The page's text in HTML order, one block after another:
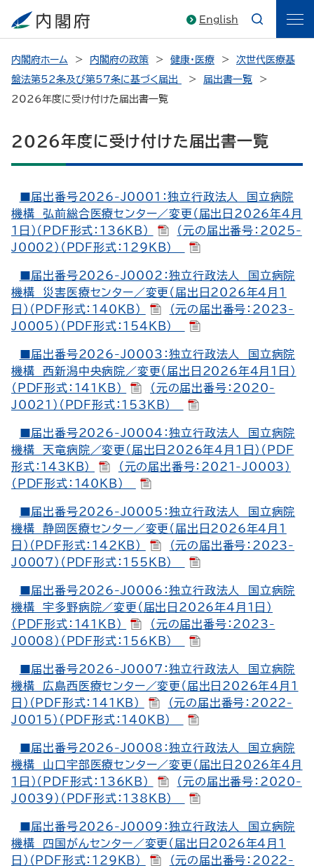
English
内閣府ホーム 内閣府の政策 健康・医療
次世代医療基
盤法第52条及び第57条に基づく届出
届出書一覧
2026年度に受け付けた届出書一覧
2026年度に受け付けた届出書一覧
■届出番号2026-J0001：独立行政法人 国立病院
機構 弘前総合医療センター／変更（届出日2026年4月
1日）（PDF形式：136KB）
（元の届出番号：2025-
J0002）（PDF形式：129KB）
■届出番号2026-J0002：独立行政法人 国立病院
機構 災害医療センター／変更（届出日2026年4月1
日）（PDF形式：140KB）
（元の届出番号：2023-
J0005）（PDF形式：154KB）
■届出番号2026-J0003：独立行政法人 国立病院
機構 西新潟中央病院／変更（届出日2026年4月1日）
（PDF形式：141KB）
（元の届出番号：2020-
J0021）（PDF形式：153KB）
■届出番号2026-J0004：独立行政法人 国立病院
機構 天竜病院／変更（届出日2026年4月1日）（PDF
形式：143KB）
（元の届出番号：2021-J0003）
（PDF形式：140KB）
■届出番号2026-J0005：独立行政法人 国立病院
機構 静岡医療センター／変更（届出日2026年4月1
日）（PDF形式：142KB）
（元の届出番号：2023-
J0007）（PDF形式：155KB）
■届出番号2026-J0006：独立行政法人 国立病院
機構 宇多野病院／変更（届出日2026年4月1日）
（PDF形式：141KB）
（元の届出番号：2023-
J0008）（PDF形式：156KB）
■届出番号2026-J0007：独立行政法人 国立病院
機構 広島西医療センター／変更（届出日2026年4月1
日）（PDF形式：141KB）
（元の届出番号：2022-
J0015）（PDF形式：140KB）
■届出番号2026-J0008：独立行政法人 国立病院
機構 山口宇部医療センター／変更（届出日2026年4月
1日）（PDF形式：136KB）
（元の届出番号：2020-
J0039）（PDF形式：138KB）
■届出番号2026-J0009：独立行政法人 国立病院
機構 四国がんセンター／変更（届出日2026年4月1
日）（PDF形式：129KB）
（元の届出番号：2022-